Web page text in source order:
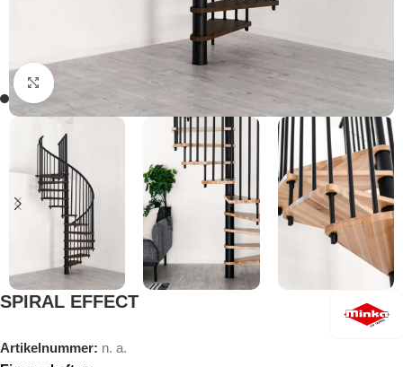
Klicken Sie, um zu vergrößern
SPIRAL EFFECT
Artikelnummer: n. a.